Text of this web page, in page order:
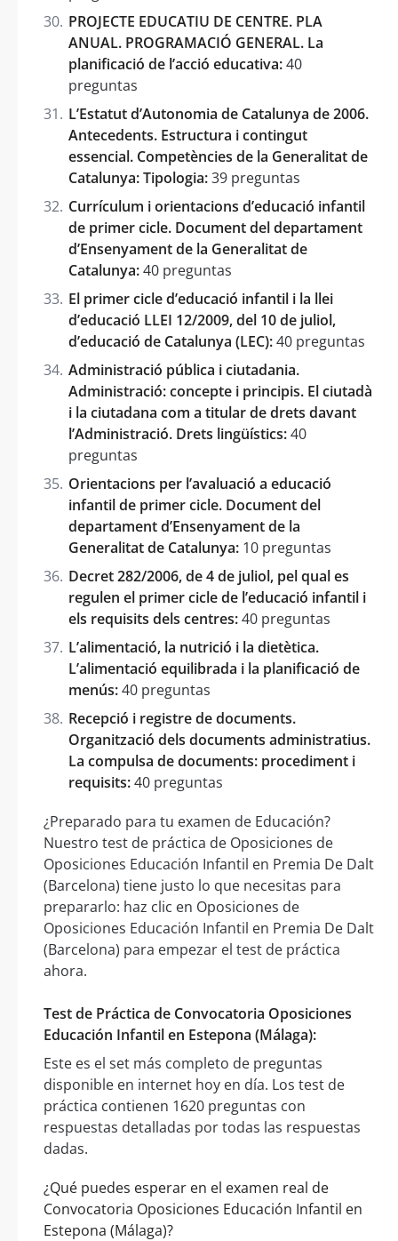
PROJECTE EDUCATIU DE CENTRE. PLA
ANUAL. PROGRAMACIÓ GENERAL. La
planificació de l’acció educativa:40
preguntas
L’Estatut d’Autonomia de Catalunya de 2006.
Antecedents. Estructura i contingut
essencial. Competències de la Generalitat de
Catalunya: Tipologia:39 preguntas
Currículum i orientacions d’educació infantil
de primer cicle. Document del departament
d’Ensenyament de la Generalitat de
Catalunya:40 preguntas
El primer cicle d’educació infantil i la llei
d’educació LLEI 12/2009, del 10 de juliol,
d’educació de Catalunya (LEC):40 preguntas
Administració pública i ciutadania.
Administració: concepte i principis. El ciutadà
i la ciutadana com a titular de drets davant
l’Administració. Drets lingüístics:40
preguntas
Orientacions per l’avaluació a educació
infantil de primer cicle. Document del
departament d’Ensenyament de la
Generalitat de Catalunya: 10 preguntas
Decret 282/2006, de 4 de juliol, pel qual es
regulen el primer cicle de l’educació infantil i
els requisits dels centres:40 preguntas
L’alimentació, la nutrició i la dietètica.
L’alimentació equilibrada i la planificació de
menús:40 preguntas
Recepció i registre de documents.
Organització dels documents administratius.
La compulsa de documents: procediment i
requisits:40 preguntas
¿Preparado para tu examen de Educación?
Nuestro test de práctica de Oposiciones de
Oposiciones Educación Infantil en Premia De Dalt
(Barcelona) tiene justo lo que necesitas para
prepararlo: haz clic en Oposiciones de
Oposiciones Educación Infantil en Premia De Dalt
(Barcelona) para empezar el test de práctica
ahora.
Test de Práctica de Convocatoria Oposiciones
Educación Infantil en Estepona (Málaga):
Este es el set más completo de preguntas
disponible en internet hoy en día. Los test de
práctica contienen 1620 preguntas con
respuestas detalladas por todas las respuestas
dadas.
¿Qué puedes esperar en el examen real de
Convocatoria Oposiciones Educación Infantil en
Estepona (Málaga)?